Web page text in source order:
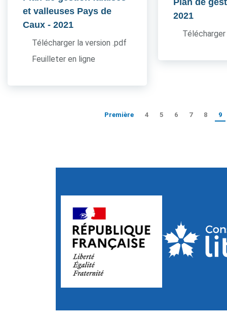
et valleuses Pays de
Caux - 2021
Télécharger la version .pdf
Feuilleter en ligne
Plan de
2021
Première 4 5 6 7 8 9